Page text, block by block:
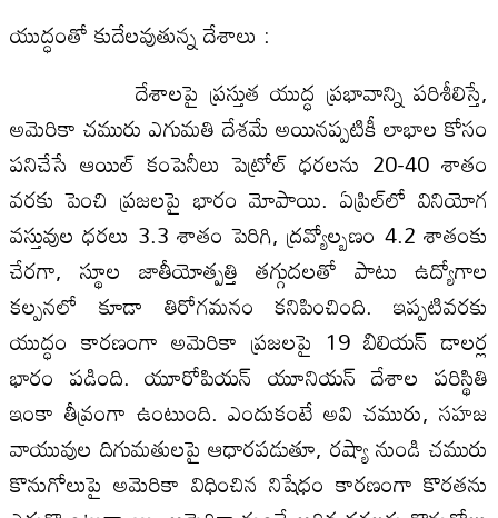
యుద్ధంతో కుదేలవుతున్న దేశాలు :
దేశాలపై ప్ర‌స్తుత యుద్ధ ప్రభావాన్ని పరిశీలిస్తే,
అమెరికా చమురు ఎగుమతి దేశమే అయినప్పటికీ లాభాల కోసం
పనిచేసే ఆయిల్ కంపెనీలు పెట్రోల్ ధరలను 20-40 శాతం
వరకు పెంచి ప్రజలపై భారం మోపాయి. ఏప్రిల్‌లో వినియోగ
వస్తువుల ధరలు 3.3 శాతం పెరిగి, ద్రవ్యోల్బణం 4.2 శాతంకు
చేరగా, స్థూల జాతీయోత్పత్తి తగ్గుదలతో పాటు ఉద్యోగాల
కల్పనలో కూడా తిరోగమనం కనిపించింది. ఇప్పటివరకు
యుద్ధం కారణంగా అమెరికా ప్రజలపై 19 బిలియన్ డాలర్ల
భారం పడింది. యూరోపియన్ యూనియన్ దేశాల పరిస్థితి
ఇంకా తీవ్రంగా ఉంటుంది. ఎందుకంటే అవి చమురు, సహజ
వాయువుల దిగుమతులపై ఆధారపడుతూ, రష్యా నుండి చమురు
కొనుగోలుపై అమెరికా విధించిన నిషేధం కారణంగా కొరతను